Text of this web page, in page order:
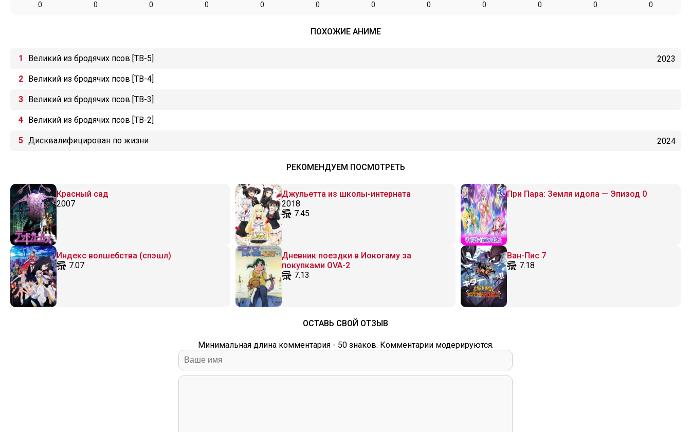
0 0 0 0 0 0 0 0 0 0 0 0
ПОХОЖИЕ АНИМЕ
Великий из бродячих псов [ТВ-5] 2023
Великий из бродячих псов [ТВ-4]
Великий из бродячих псов [ТВ-3]
Великий из бродячих псов [ТВ-2]
Дисквалифицирован по жизни 2024
РЕКОМЕНДУЕМ ПОСМОТРЕТЬ
Красный сад
2007
Джульетта из школы-интерната
2018
7.45
При Пара: Земля идола — Эпизод 0
Индекс волшебства (спэшл)
7.07
Дневник поездки в Иокогаму за
покупками OVA-2
7.13
Ван-Пис 7
7.18
ОСТАВЬ СВОЙ ОТЗЫВ
Минимальная длина комментария - 50 знаков. Комментарии модерируются.